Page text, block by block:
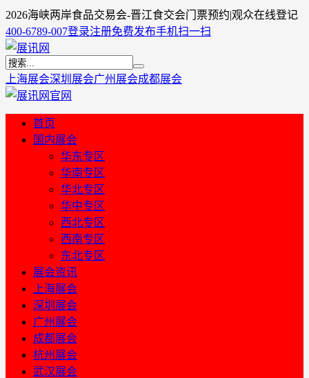
2026海峡两岸食品交易会-晋江食交会门票预约|观众在线登记
400-6789-007登录注册免费发布手机扫一扫
上海展会深圳展会广州展会成都展会
首页
国内展会
华东专区
华南专区
华北专区
华中专区
西北专区
西南专区
东北专区
展会资讯
上海展会
深圳展会
广州展会
成都展会
杭州展会
武汉展会